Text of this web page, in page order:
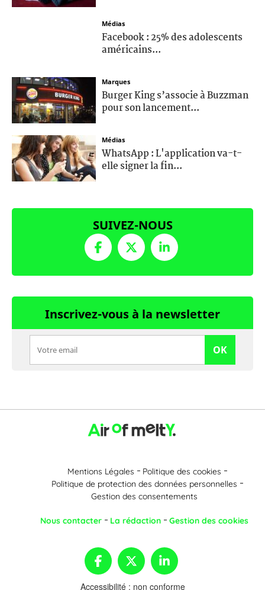
Médias
Facebook : 25% des adolescents
américains...
Marques
Burger King s’associe à Buzzman
pour son lancement...
Médias
WhatsApp : L'application va-t-
elle signer la fin...
SUIVEZ-NOUS
Inscrivez-vous à la newsletter
OK
Mentions Légales
Politique des cookies
Politique de protection des données personnelles
Gestion des consentements
Nous contacter La rédaction Gestion des cookies
Accessibilité : non conforme